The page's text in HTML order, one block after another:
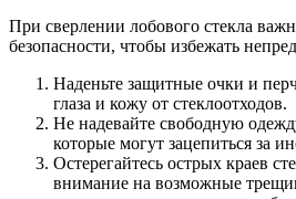
При сверлении лобового стекла
безопасности, чтобы избежать
Наденьте защитные очки и
глаза и кожу от стеклоотходов.
Не надевайте свободную
которые могут зацепиться за
Остерегайтесь острых краев
внимание на возможные